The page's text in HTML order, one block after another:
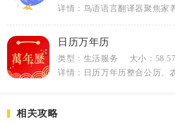
日历万年历
类型：生活服务
大小：
相关攻略